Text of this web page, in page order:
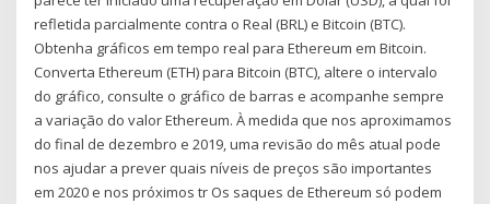
refletida parcialmente contra o Real (BRL) e Bitcoin (BTC).
Obtenha gráficos em tempo real para Ethereum em Bitcoin.
Converta Ethereum (ETH) para Bitcoin (BTC), altere o intervalo
do gráfico, consulte o gráfico de barras e acompanhe sempre
a variação do valor Ethereum. À medida que nos aproximamos
do final de dezembro e 2019, uma revisão do mês atual pode
nos ajudar a prever quais níveis de preços são importantes
em 2020 e nos próximos tr Os saques de Ethereum só podem